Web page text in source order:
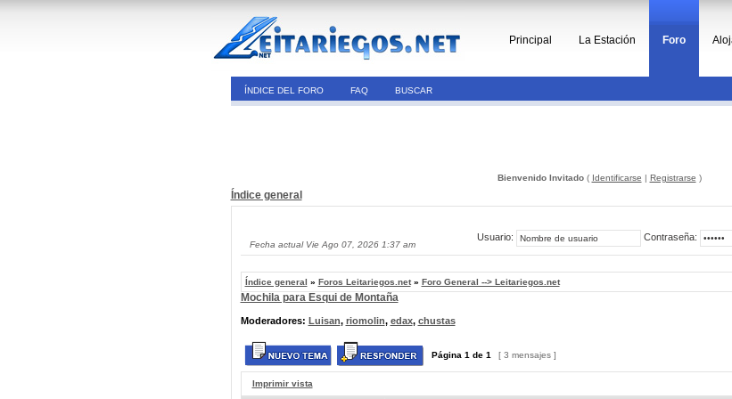
Principal La Estación Foro
ÍNDICE DEL FORO FAQ BUSCAR
Bienvenido Invitado( Identificarse | Registrarse )
Índice general
Fecha actual Vie Ago 07, 2026 1:37 am
Usuario: Contraseña:
Índice general » Foros Leitariegos.net» Foro General --> Leitariegos.net
Mochila para Esqui de Montaña
Moderadores: Luisan, riomolin, edax, chustas
Página 1 de 1 [ 3 mensajes ]
Imprimir vista